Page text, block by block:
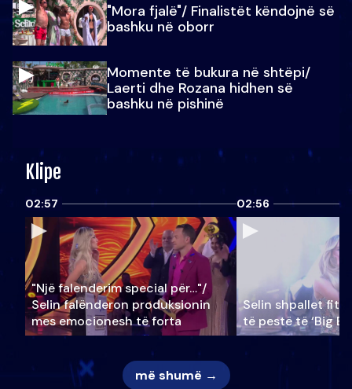
"Mora fjalë"/ Finalistët këndojnë së
bashku në oborr
Momente të bukura në shtëpi/
Laerti dhe Rozana hidhen së
bashku në pishinë
Klipe
02:57
"Një falenderim special për…"/
Selin falënderon produksionin
mes emocionesh të forta
02:56
Selin shpallet
të pestë të ‘Big
më shumë →